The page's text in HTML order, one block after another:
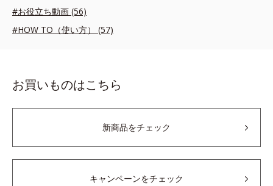
#お役立ち動画 (56)
#HOW TO（使い方） (57)
お買いものはこちら
新商品をチェック
キャンペーンをチェック